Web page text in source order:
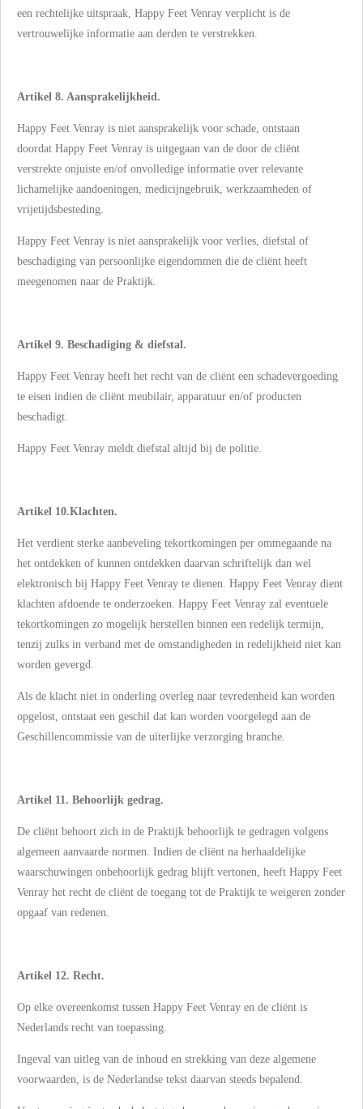
een rechtelijke uitspraak, Happy Feet Venray verplicht is de
vertrouwelijke informatie aan derden te verstrekken.
Artikel 8. Aansprakelijkheid.
Happy Feet Venray is niet aansprakelijk voor schade, ontstaan
doordat Happy Feet Venray is uitgegaan van de door de cliënt
verstrekte onjuiste en/of onvolledige informatie over relevante
lichamelijke aandoeningen, medicijngebruik, werkzaamheden of
vrijetijdsbesteding.
Happy Feet Venray is niet aansprakelijk voor verlies, diefstal of
beschadiging van persoonlijke eigendommen die de cliënt heeft
meegenomen naar de Praktijk.
Artikel 9. Beschadiging & diefstal.
Happy Feet Venray heeft het recht van de cliënt een schadevergoeding
te eisen indien de cliënt meubilair, apparatuur en/of producten
beschadigt.
Happy Feet Venray meldt diefstal altijd bij de politie.
Artikel 10.Klachten.
Het verdient sterke aanbeveling tekortkomingen per ommegaande na
het ontdekken of kunnen ontdekken daarvan schriftelijk dan wel
elektronisch bij Happy Feet Venray te dienen. Happy Feet Venray dient
klachten afdoende te onderzoeken. Happy Feet Venray zal eventuele
tekortkomingen zo mogelijk herstellen binnen een redelijk termijn,
tenzij zulks in verband met de omstandigheden in redelijkheid niet kan
worden gevergd.
Als de klacht niet in onderling overleg naar tevredenheid kan worden
opgelost, ontstaat een geschil dat kan worden voorgelegd aan de
Geschillencommissie van de uiterlijke verzorging branche.
Artikel 11. Behoorlijk gedrag.
De cliënt behoort zich in de Praktijk behoorlijk te gedragen volgens
algemeen aanvaarde normen. Indien de cliënt na herhaaldelijke
waarschuwingen onbehoorlijk gedrag blijft vertonen, heeft Happy Feet
Venray het recht de cliënt de toegang tot de Praktijk te weigeren zonder
opgaaf van redenen.
Artikel 12. Recht.
Op elke overeenkomst tussen Happy Feet Venray en de cliënt is
Nederlands recht van toepassing.
Ingeval van uitleg van de inhoud en strekking van deze algemene
voorwaarden, is de Nederlandse tekst daarvan steeds bepalend.